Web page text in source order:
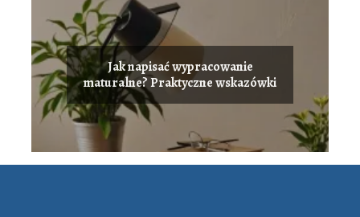
Jak napisać wypracowanie
maturalne? Praktyczne wskazówki